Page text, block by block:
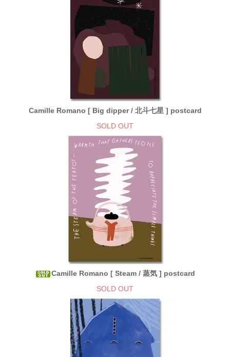
Camille Romano [ Big dipper / 北斗七星 ] postcard
SOLD OUT
Camille Romano [ Steam / 蒸気 ] postcard
SOLD OUT